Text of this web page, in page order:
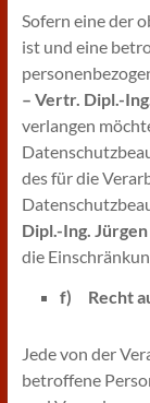
Sofern eine der
ist und eine
– Vertr. Dipl.-
verlangen
des für die
Dipl.-Ing.
die
f) Recht
Jede von der
betroffene